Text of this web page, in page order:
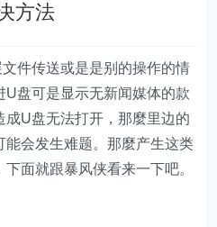
方法
传送或是是别的操作的情
U盘可是显示无新闻媒体的款
U盘无法打开，那麼里边的
会发生难题。那麼产生这类
面就跟暴风侠看来一下吧。